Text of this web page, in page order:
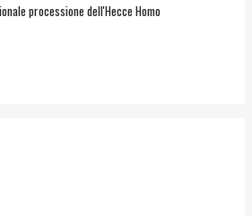
processione dell'Hecce Homo